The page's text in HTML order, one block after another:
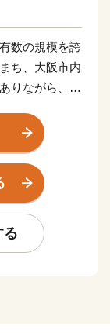
数の規模を誇
ち、大阪市内
りながら、昔
和泉市です。
る